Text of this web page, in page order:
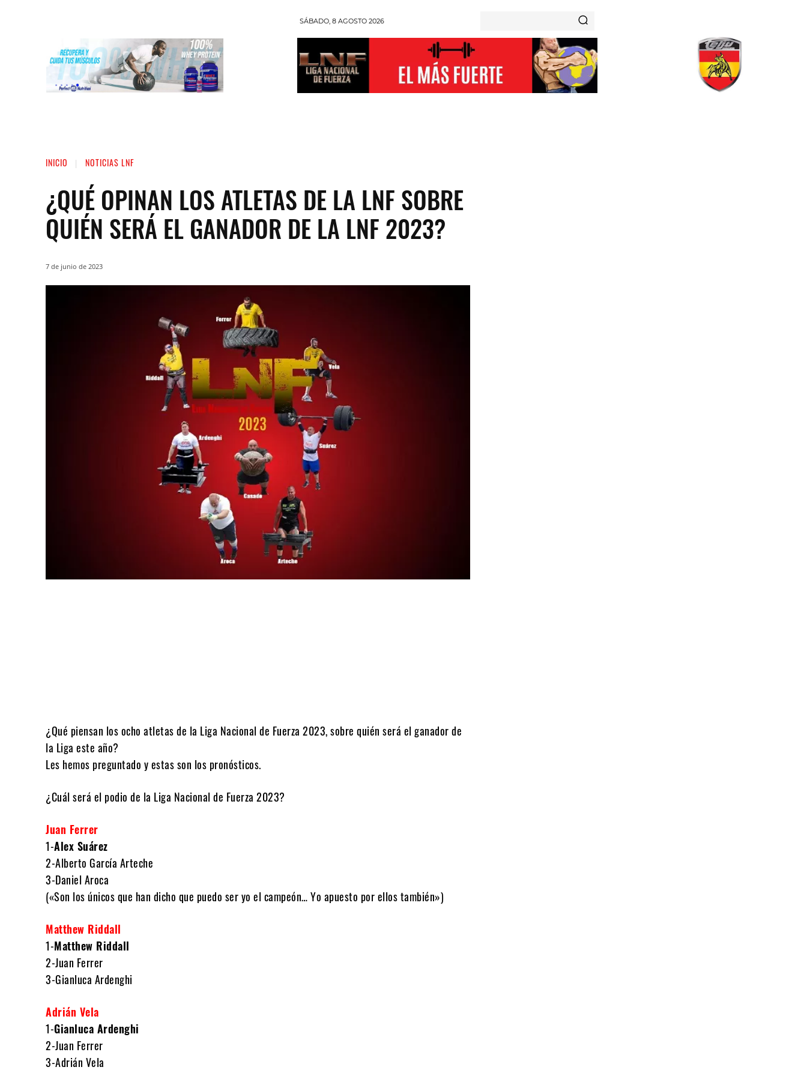
SÁBADO, 8 AGOSTO 2026
INICIO NOTICIAS LNF
¿QUÉ OPINAN LOS ATLETAS DE LA LNF SOBRE
QUIÉN SERÁ EL GANADOR DE LA LNF 2023?
7 de junio de 2023
¿Qué piensan los ocho atletas de la Liga Nacional de Fuerza 2023, sobre quién será el ganador de
la Liga este año?
Les hemos preguntado y estas son los pronósticos.
¿Cuál será el podio de la Liga Nacional de Fuerza 2023?
Juan Ferrer
1-Alex Suárez
2-Alberto García Arteche
3-Daniel Aroca
(«Son los únicos que han dicho que puedo ser yo el campeón… Yo apuesto por ellos también»)
Matthew Riddall
1-Matthew Riddall
2-Juan Ferrer
3-Gianluca Ardenghi
Adrián Vela
1-Gianluca Ardenghi
2-Juan Ferrer
3-Adrián Vela